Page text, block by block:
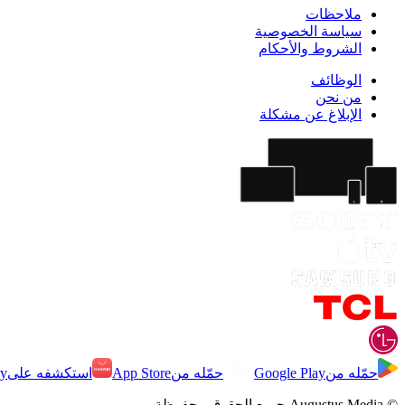
ملاحظات
سياسة الخصوصية
الشروط والأحكام
الوظائف
من نحن
الإبلاغ عن مشكلة
حمّله منGoogle Play حمّله منApp Store استكشفه على